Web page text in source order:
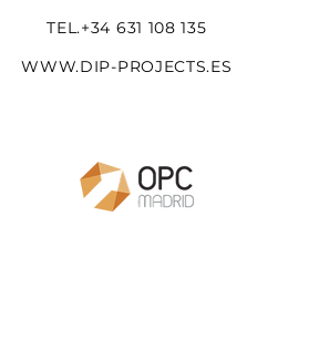
TEL.+34 631 108 135
WWW.DIP-PROJECTS.ES